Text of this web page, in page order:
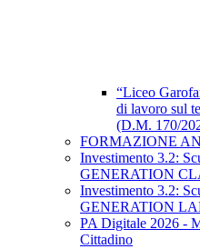
“Liceo
di lavoro sul
(D.M. 170/
FORMAZIONE
Investimento 3.2:
GENERATION
Investimento 3.2:
GENERATION
PA Digitale 2026 -
Cittadino